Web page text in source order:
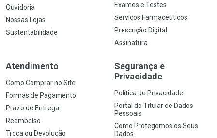
Ouvidoria
Nossas Lojas
Sustentabilidade
Exames e Testes
Serviços Farmacêuticos
Prescrição Digital
Assinatura
Atendimento
Como Comprar no Site
Formas de Pagamento
Prazo de Entrega
Reembolso
Troca ou Devolução
Segurança e
Privacidade
Política de Privacidade
Portal do Titular de Dados
Pessoais
Como Protegemos os Seus
Dados